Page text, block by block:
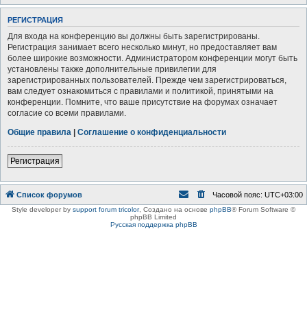
РЕГИСТРАЦИЯ
Для входа на конференцию вы должны быть зарегистрированы.
Регистрация занимает всего несколько минут, но предоставляет вам
более широкие возможности. Администратором конференции могут быть
установлены также дополнительные привилегии для
зарегистрированных пользователей. Прежде чем зарегистрироваться,
вам следует ознакомиться с правилами и политикой, принятыми на
конференции. Помните, что ваше присутствие на форумах означает
согласие со всеми правилами.
Общие правила | Соглашение о конфиденциальности
Регистрация
Список форумов Часовой пояс: UTC+03:00
Style developer by support forum tricolor, Создано на основе phpBB® Forum Software ©
phpBB Limited
Русская поддержка phpBB